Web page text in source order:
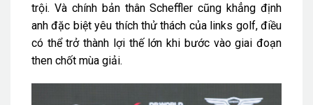
trội. Và chính bản thân Scheffler cũng khẳng định
anh đặc biệt yêu thích thử thách của links golf, điều
có thể trở thành lợi thế lớn khi bước vào giai đoạn
then chốt mùa giải.